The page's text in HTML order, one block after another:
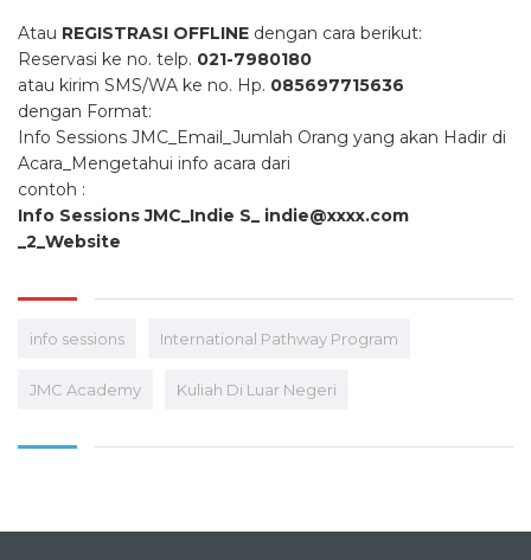
Atau REGISTRASI OFFLINE dengan cara berikut:
Reservasi ke no. telp. 021-7980180
atau kirim SMS/WA ke no. Hp. 085697715636
dengan Format:
Info Sessions JMC_Email_Jumlah Orang yang akan Hadir di
Acara_Mengetahui info acara dari
contoh :
Info Sessions JMC_Indie S_ indie@xxxx.com
_2_Website
info sessions International Pathway Program
JMC Academy Kuliah Di Luar Negeri